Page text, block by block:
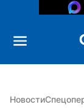
Новости